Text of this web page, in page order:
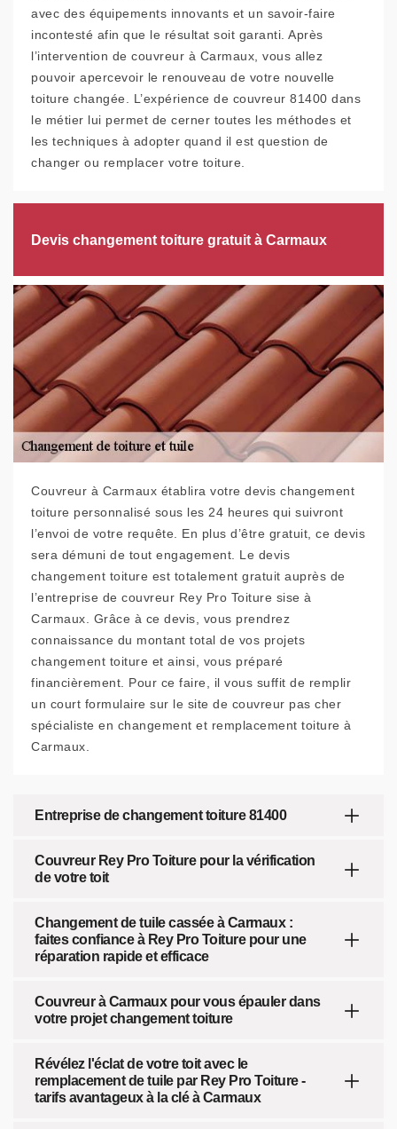
avec des équipements innovants et un savoir-faire
incontesté afin que le résultat soit garanti. Après
l’intervention de couvreur à Carmaux, vous allez
pouvoir apercevoir le renouveau de votre nouvelle
toiture changée. L’expérience de couvreur 81400 dans
le métier lui permet de cerner toutes les méthodes et
les techniques à adopter quand il est question de
changer ou remplacer votre toiture.
Devis changement toiture gratuit à Carmaux
Couvreur à Carmaux établira votre devis changement
toiture personnalisé sous les 24 heures qui suivront
l’envoi de votre requête. En plus d’être gratuit, ce devis
sera démuni de tout engagement. Le devis
changement toiture est totalement gratuit auprès de
l’entreprise de couvreur Rey Pro Toiture sise à
Carmaux. Grâce à ce devis, vous prendrez
connaissance du montant total de vos projets
changement toiture et ainsi, vous préparé
financièrement. Pour ce faire, il vous suffit de remplir
un court formulaire sur le site de couvreur pas cher
spécialiste en changement et remplacement toiture à
Carmaux.
Entreprise de changement toiture 81400
Couvreur Rey Pro Toiture pour la vérification
de votre toit
Changement de tuile cassée à Carmaux :
faites confiance à Rey Pro Toiture pour une
réparation rapide et efficace
Couvreur à Carmaux pour vous épauler dans
votre projet changement toiture
Révélez l'éclat de votre toit avec le
remplacement de tuile par Rey Pro Toiture -
tarifs avantageux à la clé à Carmaux